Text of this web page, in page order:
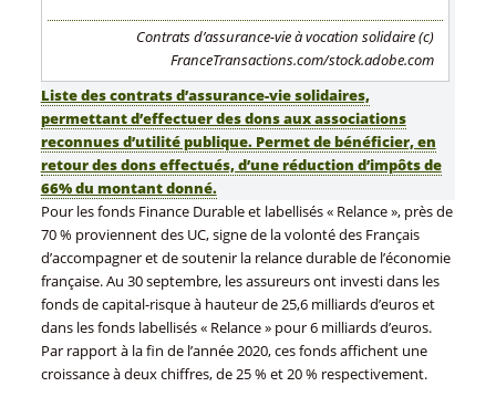
Contrats d’assurance-vie à vocation solidaire (c)
FranceTransactions.com/stock.adobe.com
Liste des contrats d’assurance-vie solidaires,
permettant d’effectuer des dons aux associations
reconnues d’utilité publique. Permet de bénéficier, en
retour des dons effectués, d’une réduction d’impôts de
66% du montant donné.
Pour les fonds Finance Durable et labellisés « Relance », près de
70 % proviennent des UC, signe de la volonté des Français
d’accompagner et de soutenir la relance durable de l’économie
française. Au 30 septembre, les assureurs ont investi dans les
fonds de capital-risque à hauteur de 25,6 milliards d’euros et
dans les fonds labellisés « Relance » pour 6 milliards d’euros.
Par rapport à la fin de l’année 2020, ces fonds affichent une
croissance à deux chiffres, de 25 % et 20 % respectivement.